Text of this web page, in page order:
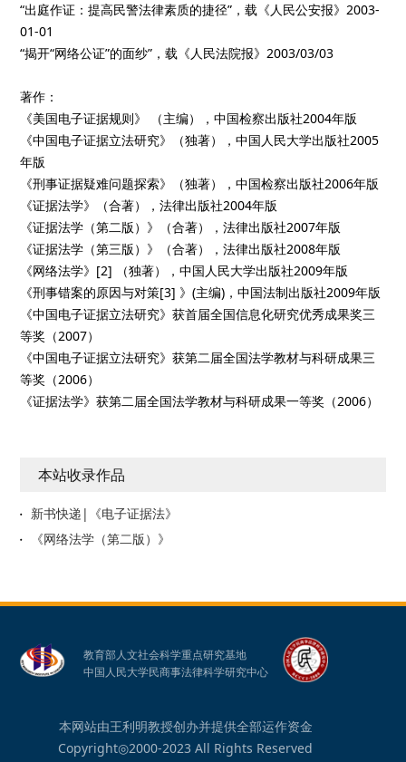
“出庭作证：提高民警法律素质的捷径”，载《人民公安报》2003-
01-01
“揭开“网络公证”的面纱”，载《人民法院报》2003/03/03
著作：
《美国电子证据规则》 （主编），中国检察出版社2004年版
《中国电子证据立法研究》（独著），中国人民大学出版社2005
年版
《刑事证据疑难问题探索》（独著），中国检察出版社2006年版
《证据法学》（合著），法律出版社2004年版
《证据法学（第二版）》（合著），法律出版社2007年版
《证据法学（第三版）》（合著），法律出版社2008年版
《网络法学》[2] （独著），中国人民大学出版社2009年版
《刑事错案的原因与对策[3] 》(主编)，中国法制出版社2009年版
《中国电子证据立法研究》获首届全国信息化研究优秀成果奖三
等奖（2007）
《中国电子证据立法研究》获第二届全国法学教材与科研成果三
等奖（2006）
《证据法学》获第二届全国法学教材与科研成果一等奖（2006）
本站收录作品
新书快递|《电子证据法》
《网络法学（第二版）》
教育部人文社会科学重点研究基地
中国人民大学民商事法律科学研究中心
本网站由王利明教授创办并提供全部运作资金
Copyright◎2000-2023 All Rights Reserved